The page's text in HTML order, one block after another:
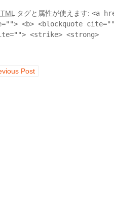
タグと属性が使えます: <a
<b> <blockquote
<strike> <strong>
Post